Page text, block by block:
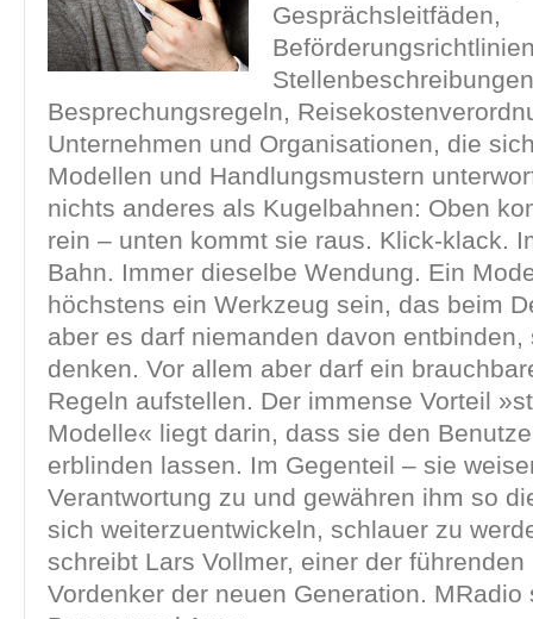
Gesprächsleitfäden,
Besprechungsregeln,
Unternehmen und Organisationen, die
Modellen und Handlungsmustern
nichts anderes als Kugelbahnen: Oben
rein – unten kommt sie raus. Klick-klack.
Bahn. Immer dieselbe Wendung. Ein
höchstens ein Werkzeug sein, das beim
aber es darf niemanden davon entbinden,
denken. Vor allem aber darf ein
Regeln aufstellen. Der immense Vorteil
Modelle« liegt darin, dass sie den
erblinden lassen. Im Gegenteil – sie
Verantwortung zu und gewähren ihm so
sich weiterzuentwickeln, schlauer zu
schreibt Lars Vollmer, einer der
Vordenker der neuen Generation. MRadio